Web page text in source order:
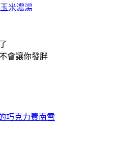
米濃湯
會讓你發胖
巧克力費南雪